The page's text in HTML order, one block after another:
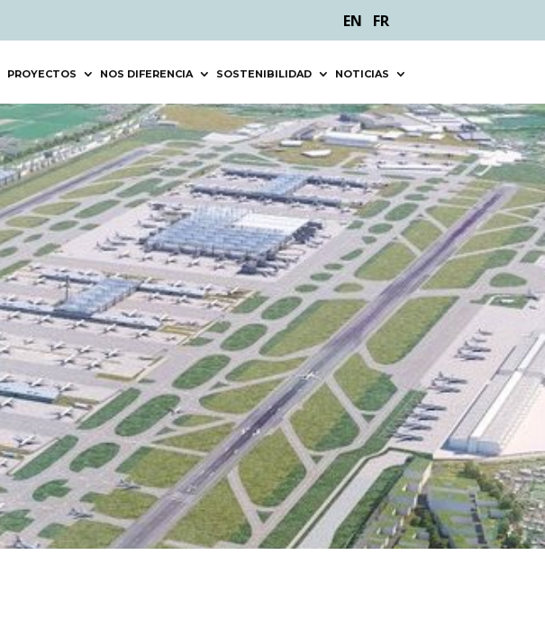
PROYECTOS NOS DIFERENCIA SOSTENIBILIDAD NOTICIAS
EN FR